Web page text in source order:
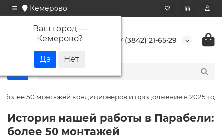
Кемерово
Ваш город —
Кемерово? +7 (3842) 21-65-29
50 монтажей кондиционеров и продолжение в 2025 году
История нашей работы в Парабели:
более 50 монтажей